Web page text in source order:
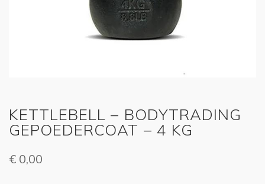
KETTLEBELL – BODYTRADING
GEPOEDERCOAT – 4 KG
€ 0,00